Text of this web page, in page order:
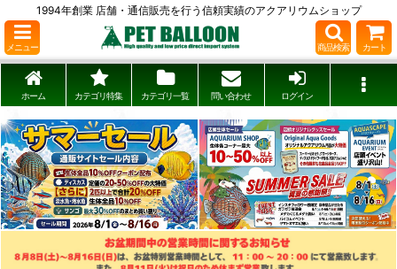
1994年創業 店舗・通信販売を行う信頼実績のアクアリウムショップ
メニュー 商品検索 カート
ホーム カテゴリ特集 カテゴリ一覧 問い合わせ ログイン